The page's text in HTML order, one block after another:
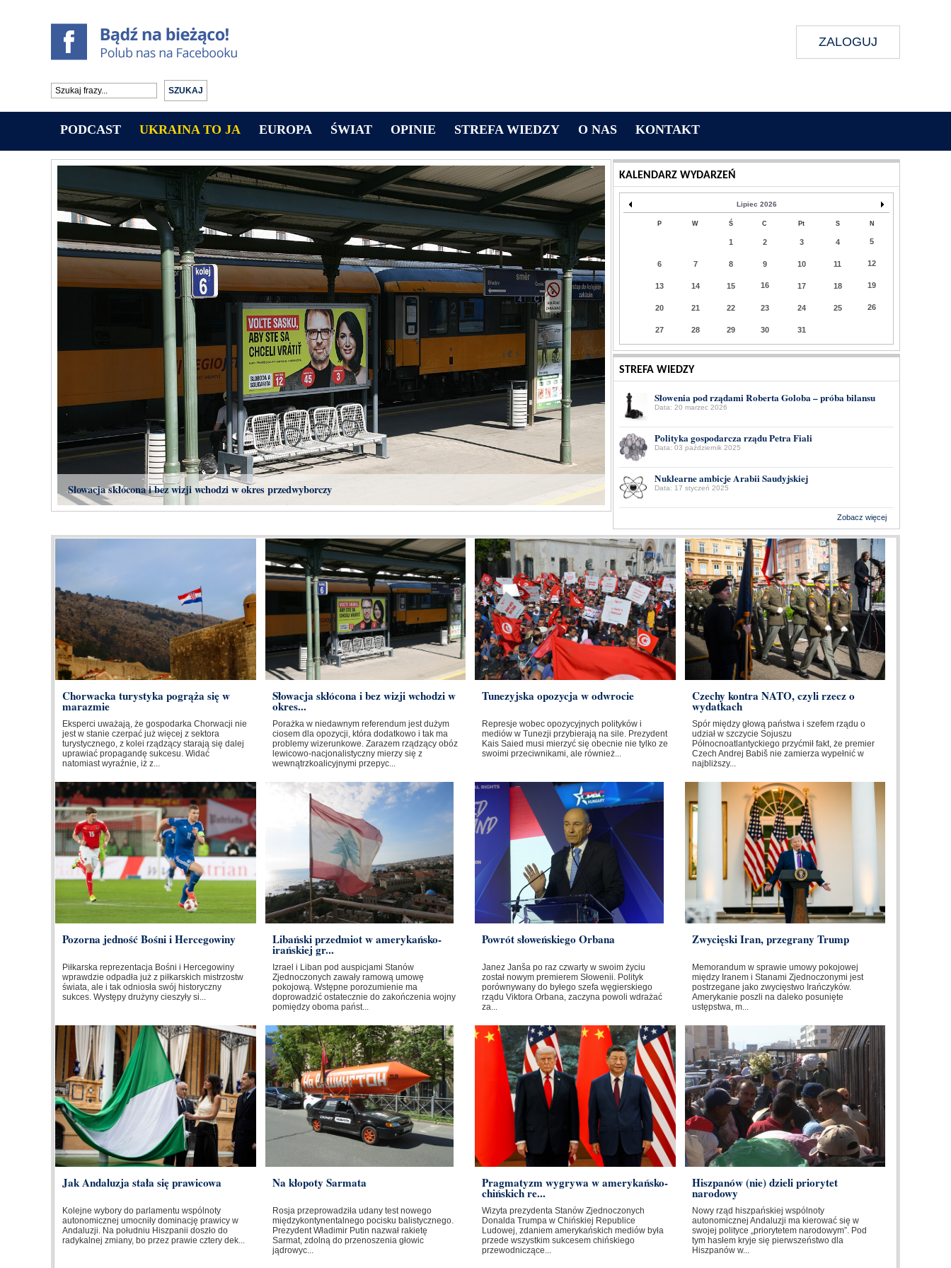
ZALOGUJ
PODCAST UKRAINA TO JA EUROPA ŚWIAT OPINIE STREFA WIEDZY O NAS KONTAKT
Słowacja skłócona i bez wizji wchodzi w okres przedwyborczy
KALENDARZ WYDARZEŃ
Lipiec 2026
P W Ś C Pt S N
1 2 3 4 5
6 7 8 9 10 11 12
13 14 15 16 17 18 19
20 21 22 23 24 25 26
27 28 29 30 31
STREFA WIEDZY
Słowenia pod rządami Roberta Goloba – próba bilansu
Data: 20 marzec 2026
Polityka gospodarcza rządu Petra Fiali
Data: 03 październik 2025
Nuklearne ambicje Arabii Saudyjskiej
Data: 17 styczeń 2025
Zobacz więcej
Wykonanie:Delta Interactive
Chorwacka turystyka pogrąża się w
marazmie
Eksperci uważają, że gospodarka Chorwacji nie
jest w stanie czerpać już więcej z sektora
turystycznego, z kolei rządzący starają się dalej
uprawiać propagandę sukcesu. Widać
natomiast wyraźnie, iż z...
Słowacja skłócona i bez wizji wchodzi w
okres...
Porażka w niedawnym referendum jest dużym
ciosem dla opozycji, która dodatkowo i tak ma
problemy wizerunkowe. Zarazem rządzący obóz
lewicowo-nacjonalistyczny mierzy się z
wewnątrzkoalicyjnymi przepyc...
Tunezyjska opozycja w odwrocie
Represje wobec opozycyjnych polityków i
mediów w Tunezji przybierają na sile. Prezydent
Kais Saied musi mierzyć się obecnie nie tylko ze
swoimi przeciwnikami, ale również...
Czechy kontra NATO, czyli rzecz o
wydatkach
Spór między głową państwa i szefem rządu o
udział w szczycie Sojuszu
Północnoatlantyckiego przyćmił fakt, że premier
Czech Andrej Babiš nie zamierza wypełnić w
najbliższy...
Pozorna jedność Bośni i Hercegowiny
Piłkarska reprezentacja Bośni i Hercegowiny
wprawdzie odpadła już z piłkarskich mistrzostw
świata, ale i tak odniosła swój historyczny
sukces. Występy drużyny cieszyły si...
Libański przedmiot w amerykańsko-
irańskiej gr...
Izrael i Liban pod auspicjami Stanów
Zjednoczonych zawały ramową umowę
pokojową. Wstępne porozumienie ma
doprowadzić ostatecznie do zakończenia wojny
pomiędzy oboma państ...
Powrót słoweńskiego Orbana
Janez Janša po raz czwarty w swoim życiu
został nowym premierem Słowenii. Polityk
porównywany do byłego szefa węgierskiego
rządu Viktora Orbana, zaczyna powoli wdrażać
za...
Zwycięski Iran, przegrany Trump
Memorandum w sprawie umowy pokojowej
między Iranem i Stanami Zjednoczonymi jest
postrzegane jako zwycięstwo Irańczyków.
Amerykanie poszli na daleko posunięte
ustępstwa, m...
Jak Andaluzja stała się prawicowa
Kolejne wybory do parlamentu wspólnoty
autonomicznej umocniły dominację prawicy w
Andaluzji. Na południu Hiszpanii doszło do
radykalnej zmiany, bo przez prawie cztery dek...
Na kłopoty Sarmata
Rosja przeprowadziła udany test nowego
międzykontynentalnego pocisku balistycznego.
Prezydent Władimir Putin nazwał rakietę
Sarmat, zdolną do przenoszenia głowic
jądrowyc...
Pragmatyzm wygrywa w amerykańsko-
chińskich re...
Wizyta prezydenta Stanów Zjednoczonych
Donalda Trumpa w Chińskiej Republice
Ludowej, zdaniem amerykańskich mediów była
przede wszystkim sukcesem chińskiego
przewodniczące...
Hiszpanów (nie) dzieli priorytet
narodowy
Nowy rząd hiszpańskiej wspólnoty
autonomicznej Andaluzji ma kierować się w
swojej polityce „priorytetem narodowym”. Pod
tym hasłem kryje się pierwszeństwo dla
Hiszpanów w...